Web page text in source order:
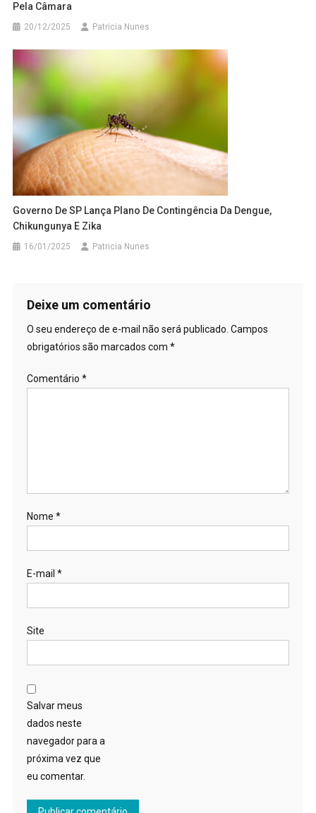
Pela Câmara
20/12/2025 Patricia Nunes
Governo De SP Lança Plano De Contingência Da Dengue,
Chikungunya E Zika
16/01/2025 Patricia Nunes
Deixe um comentário
O seu endereço de e-mail não será publicado. Campos
obrigatórios são marcados com *
Comentário *
Nome *
E-mail *
Site
Salvar meus
dados neste
navegador para a
próxima vez que
eu comentar.